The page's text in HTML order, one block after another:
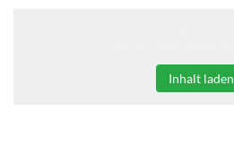
Inhalt laden